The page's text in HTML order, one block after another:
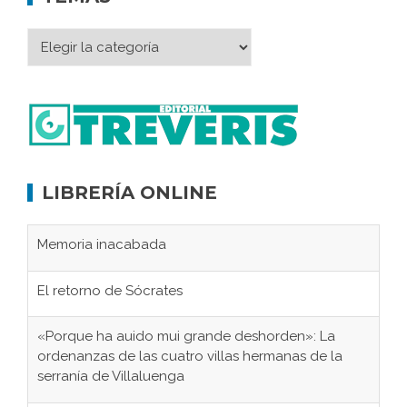
LIBRERÍA ONLINE
Memoria inacabada
El retorno de Sócrates
«Porque ha auido mui grande deshorden»: La
ordenanzas de las cuatro villas hermanas de la
serranía de Villaluenga